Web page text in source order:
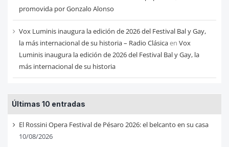
promovida por Gonzalo Alonso
Vox Luminis inaugura la edición de 2026 del Festival Bal y Gay,
la más internacional de su historia – Radio Clásicaen Vox
Luminis inaugura la edición de 2026 del Festival Bal y Gay, la
más internacional de su historia
Últimas 10 entradas
El Rossini Opera Festival de Pésaro 2026: el belcanto en su casa
10/08/2026